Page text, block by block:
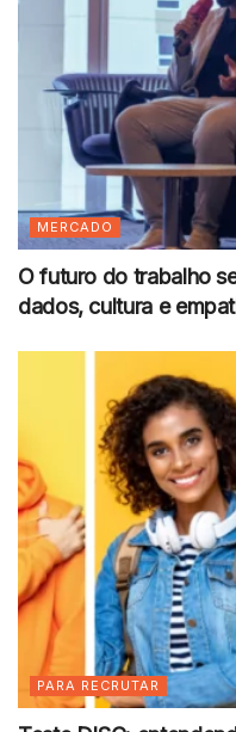
MERCADO
O futuro do trabalho
dados, cultura e
PARA RECRUTAR